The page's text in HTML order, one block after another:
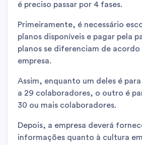
é preciso passar por 4 fases.
Primeiramente, é necessário
planos disponíveis e pagar pela
planos se diferenciam de
empresa.
Assim, enquanto um deles é
a 29 colaboradores, o outro é
30 ou mais colaboradores.
Depois, a empresa deverá
informações quanto à cultura